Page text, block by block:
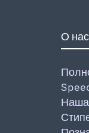
О нас
Наша